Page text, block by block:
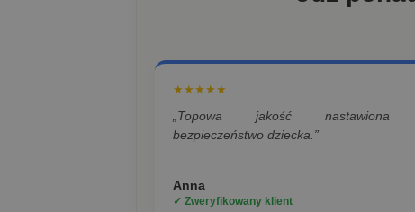
★★★★★
„Topowa jakość nastawiona
bezpieczeństwo dziecka.”
Anna
✓ Zweryfikowany klient